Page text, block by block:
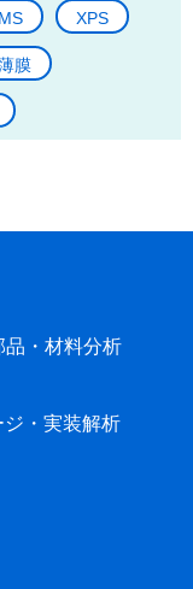
XPS
膜
品・材料分析
・実装解析